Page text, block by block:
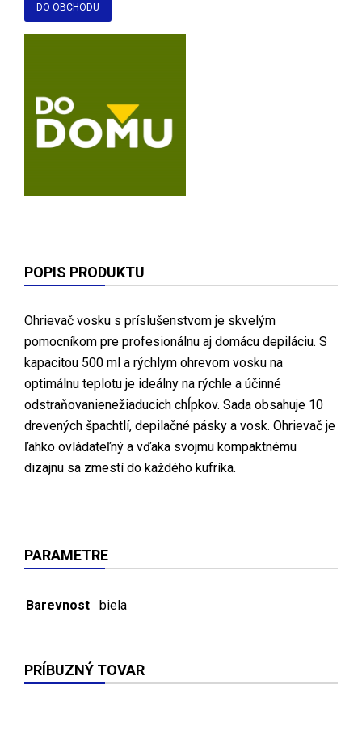
DO OBCHODU
POPIS PRODUKTU
Ohrievač vosku s príslušenstvom je skvelým
pomocníkom pre profesionálnu aj domácu depiláciu. S
kapacitou 500 ml a rýchlym ohrevom vosku na
optimálnu teplotu je ideálny na rýchle a účinné
odstraňovanienežiaducich chĺpkov. Sada obsahuje 10
drevených špachtlí, depilačné pásky a vosk. Ohrievač je
ľahko ovládateľný a vďaka svojmu kompaktnému
dizajnu sa zmestí do každého kufríka.
PARAMETRE
Barevnost biela
PRÍBUZNÝ TOVAR